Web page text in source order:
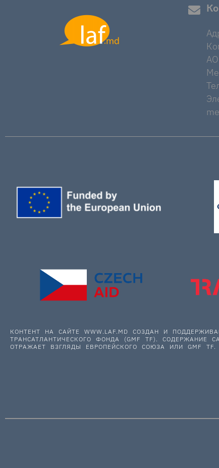
КОНТЕНТ НА САЙТЕ WWW.LAF.MD СОЗДАН И
ТРАНСАТЛАНТИЧЕСКОГО ФОНДА (GMF TF). СОДЕРЖАНИЕ
ОТРАЖАЕТ ВЗГЛЯДЫ ЕВРОПЕЙСКОГО СОЮЗА ИЛИ GMF TF.